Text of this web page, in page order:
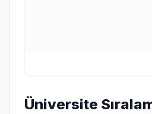
Üniversite